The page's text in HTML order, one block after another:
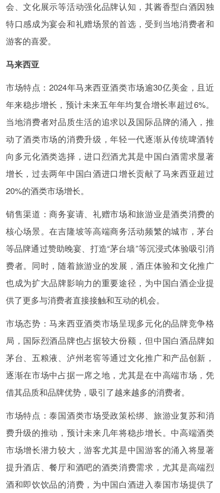
会、文化展示等活动强化品牌认知，其酱香型白酒因独
特口感成为宴会和礼赠场景的首选，受到当地消费者和
游客的喜爱。
马来西亚
市场特点：2024年马来西亚酒类市场逾30亿美金，且近
年来稳步增长，预计未来五年年均复合增长率超过6%。
当地消费者对品质生活的追求以及国际品牌的涌入，推
动了酒类市场的消费升级，年轻一代逐渐从传统啤酒转
向多元化酒类选择，进口烈酒尤其是中国白酒需求显著
增长，过去两年中国白酒进口增长贡献了马来西亚超过
20%的酒类市场增长。
销售渠道：商务宴请、礼赠市场和旅游业是酒类消费的
核心场景。在吉隆坡等高端商务活动频繁的城市，茅台
等品牌通过赞助晚宴、打造“茅台墙”等沉浸式体验吸引消
费者。同时，随着旅游业的发展，酒庄体验和文化推广
也成为扩大品牌影响力的重要途径，为中国白酒企业提
供了更多与消费者直接接触和互动的机会。
市场态势：马来西亚酒类市场呈现多元化的品牌竞争格
局，国际烈酒品牌也占据较大份额，但中国白酒品牌如
茅台、五粮液、泸州老窖等通过文化推广和产品创新，
逐渐在市场中占据一席之地，尤其是在中高端市场，凭
借其品质和品牌优势，吸引了越来越多的消费者。
市场特点：泰国酒类市场受政策松绑、旅游业复苏和消
费升级的推动，预计未来几年将稳步增长。中高端酒类
市场增长潜力较大，游客尤其是中国游客的涌入将显著
提升酒店、餐厅和酒吧的酒类消费需求，尤其是高端烈
酒和即饮饮品的消费，为中国白酒进入泰国市场提供了